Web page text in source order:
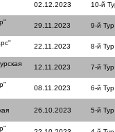
02.12.2023 10-й
29.11.2023 9-й Тур
22.11.2023 8-й Тур
12.11.2023 7-й Тур
08.11.2023 6-й Тур
26.10.2023 5-й Тур